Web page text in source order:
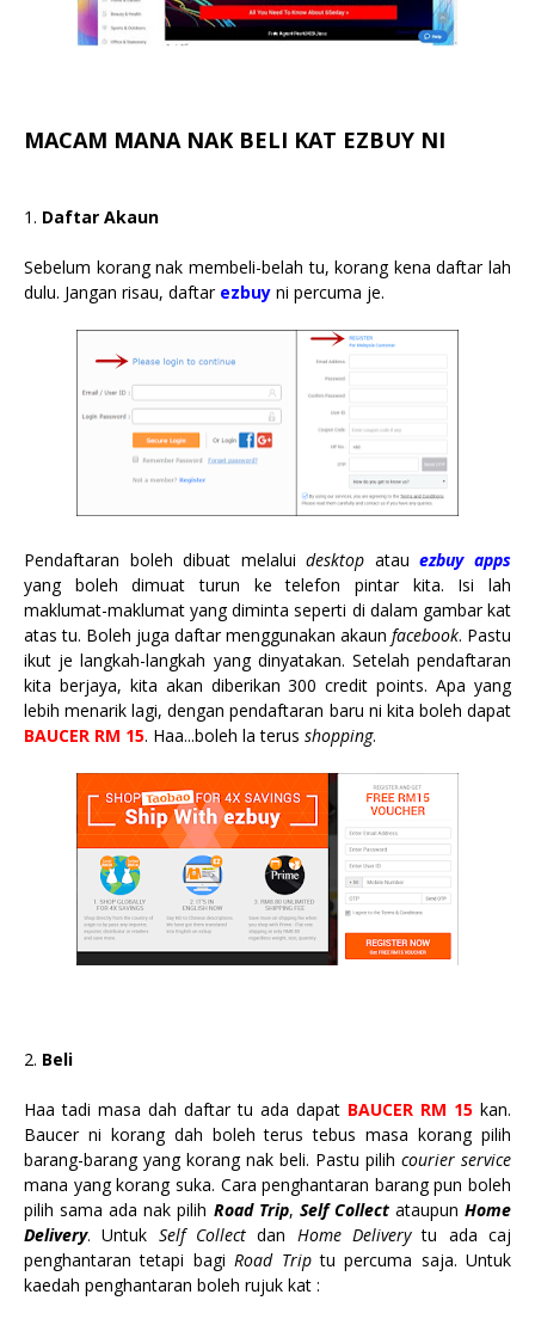
MACAM MANA NAK BELI KAT EZBUY NI
1. Daftar Akaun
Sebelum korang nak membeli-belah tu, korang kena daftar lah
dulu. Jangan risau, daftar ezbuy ni percuma je.
Pendaftaran boleh dibuat melaluidesktop atauezbuy apps
yang boleh dimuat turun ke telefon pintar kita. Isi lah
maklumat-maklumat yang diminta seperti di dalam gambar kat
atas tu. Boleh juga daftar menggunakan akaun facebook. Pastu
ikut je langkah-langkah yang dinyatakan. Setelah pendaftaran
kita berjaya, kita akan diberikan 300 credit points. Apa yang
lebih menarik lagi, dengan pendaftaran baru ni kita boleh dapat
BAUCER RM 15. Haa...boleh la terus shopping.
2. Beli
Haa tadi masa dah daftar tu ada dapat BAUCER RM 15 kan.
Baucer ni korang dah boleh terus tebus masa korang pilih
barang-barang yang korang nak beli. Pastu pilih courier service
mana yang korang suka. Cara penghantaran barang pun boleh
pilih sama ada nak pilih Road Trip, Self CollectataupunHome
Delivery. Untuk Self Collect dan Home Deliverytu ada caj
penghantaran tetapi bagiRoad Triptu percuma saja. Untuk
kaedah penghantaran boleh rujuk kat :